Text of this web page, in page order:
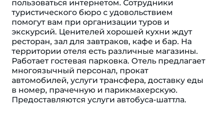
пользоваться интернетом. Сотрудники
туристического бюро с удовольствием
помогут вам при организации туров и
экскурсий. Ценителей хорошей кухни ждут
ресторан, зал для завтраков, кафе и бар. На
территории отеля есть различные магазины.
Работает гостевая парковка. Отель предлагает
многоязычный персонал, прокат
автомобилей, услуги трансфера, доставку еды
в номер, прачечную и парикмахерскую.
Предоставляются услуги автобуса-шаттла.